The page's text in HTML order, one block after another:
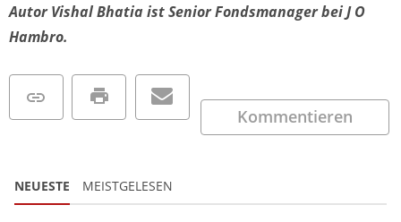
Autor Vishal Bhatia ist Senior Fondsmanager bei J O
Hambro.
Kommentieren
NEUESTE MEISTGELESEN